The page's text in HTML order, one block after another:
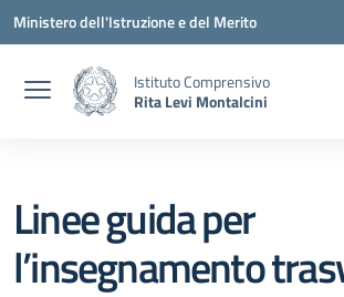
Vai ai contenuti
Vai al menu di navigazione
Vai al footer
Ministero dell'Istruzione e del Merito
Istituto Comprensivo
Rita Levi Montalcini
Linee guida per
l’insegnamento